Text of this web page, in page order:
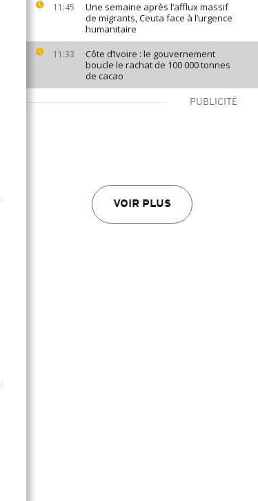
11:45
Une semaine après l’afflux massif
de migrants, Ceuta face à l’urgence
humanitaire
11:33
Côte d’Ivoire : le gouvernement
boucle le rachat de 100 000 tonnes
de cacao
PUBLICITÉ
VOIR PLUS